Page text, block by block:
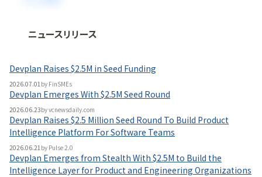
法人向け情報プラットフォーム
無料で使ってみる
ニュースリリース
Devplan Raises $2.5M in Seed Funding
2026.07.01by FinSMEs
Devplan Emerges With $2.5M Seed Round
2026.06.23byvcnewsdaily.com
Devplan Raises $2.5 Million Seed Round To Build Product
Intelligence Platform For Software Teams
2026.06.21by Pulse 2.0
Devplan Emerges from Stealth With $2.5M to Build the
Intelligence Layer for Product and Engineering Organizations